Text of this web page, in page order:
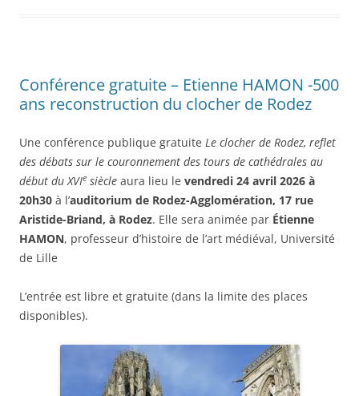
Conférence gratuite – Etienne HAMON -500
ans reconstruction du clocher de Rodez
Une conférence publique gratuite Le clocher de Rodez, reflet
des débats sur le couronnement des tours de cathédrales au
début du XVIe siècle aura lieu le vendredi 24 avril 2026 à
20h30 à l’auditorium de Rodez-Agglomération, 17 rue
Aristide-Briand, à Rodez. Elle sera animée par Étienne
HAMON, professeur d’histoire de l’art médiéval, Université
de Lille
L’entrée est libre et gratuite (dans la limite des places
disponibles).